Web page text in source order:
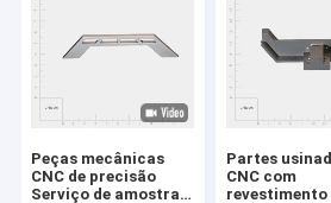
Peças mecânicas
CNC de precisão
Serviço de amostras
Partes
CNC com
revestimento